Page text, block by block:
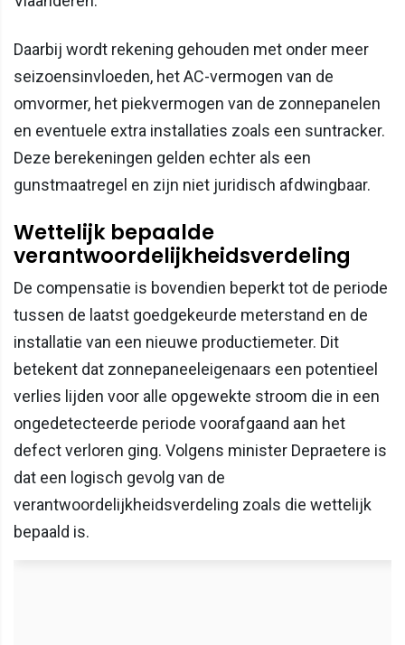
Daarbij wordt rekening gehouden met onder meer
seizoensinvloeden, het AC-vermogen van de
omvormer, het piekvermogen van de zonnepanelen
en eventuele extra installaties zoals een suntracker.
Deze berekeningen gelden echter als een
gunstmaatregel en zijn niet juridisch afdwingbaar.
Wettelijk bepaalde
verantwoordelijkheidsverdeling
De compensatie is bovendien beperkt tot de periode
tussen de laatst goedgekeurde meterstand en de
installatie van een nieuwe productiemeter. Dit
betekent dat zonnepaneeleigenaars een potentieel
verlies lijden voor alle opgewekte stroom die in een
ongedetecteerde periode voorafgaand aan het
defect verloren ging. Volgens minister Depraetere is
dat een logisch gevolg van de
verantwoordelijkheidsverdeling zoals die wettelijk
bepaald is.